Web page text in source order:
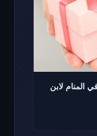
المنام لابن